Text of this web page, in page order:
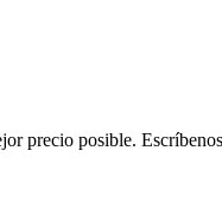
precio posible.